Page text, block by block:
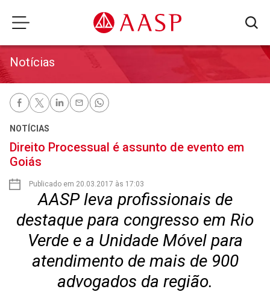
Notícias
NOTÍCIAS
Direito Processual é assunto de evento em
Goiás
Publicado em 20.03.2017 às 17:03
AASP leva profissionais de
destaque para congresso em Rio
Verde e a Unidade Móvel para
atendimento de mais de 900
advogados da região.